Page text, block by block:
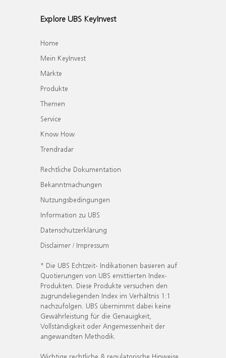
Explore UBS KeyInvest
Home
Mein KeyInvest
Märkte
Produkte
Themen
Service
Know How
Trendradar
Rechtliche Dokumentation
Bekanntmachungen
Nutzungsbedingungen
Information zu UBS
Datenschutzerklärung
Disclaimer / Impressum
* Die UBS Echtzeit- Indikationen basieren auf
Quotierungen von UBS emittierten Index-
Produkten. Diese Produkte versuchen den
zugrundeliegenden Index im Verhältnis 1:1
nachzufolgen. UBS übernimmt dabei keine
Gewährleistung für die Genauigkeit,
Vollständigkeit oder Angemessenheit der
angewandten Methodik.